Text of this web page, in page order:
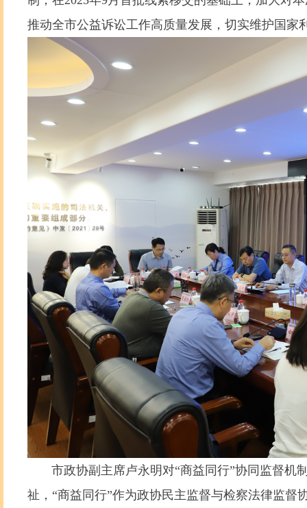
推动全市公益诉讼工作高质量发展，切实维护国家
市政协副主席卢永明对“商益同行”协同监督机
祉，“商益同行”作为政协民主监督与检察法律监